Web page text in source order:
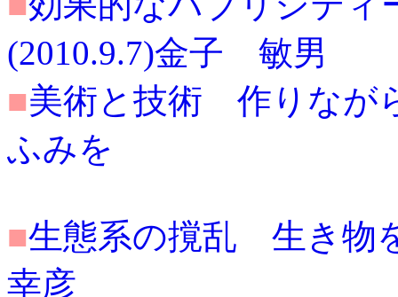
(2010.9.7)金子 敏男
■美術と技術 作りなが
ふみを
■生態系の撹乱 生き物
幸彦